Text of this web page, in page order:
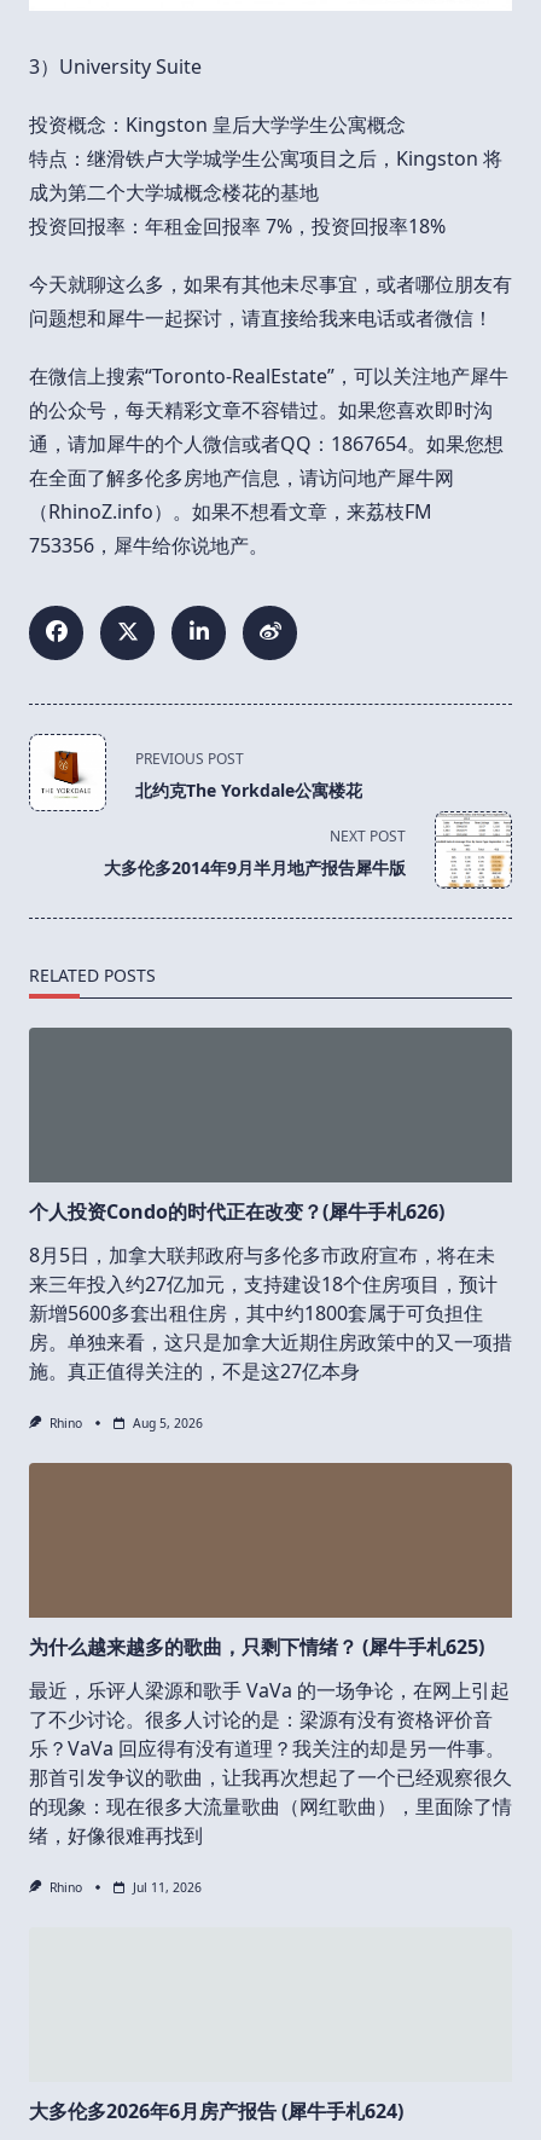
3）University Suite
投资概念：Kingston 皇后大学学生公寓概念
特点：继滑铁卢大学城学生公寓项目之后，Kingston 将
成为第二个大学城概念楼花的基地
投资回报率：年租金回报率 7%，投资回报率18%
今天就聊这么多，如果有其他未尽事宜，或者哪位朋友有
问题想和犀牛一起探讨，请直接给我来电话或者微信！
在微信上搜索“Toronto-RealEstate”，可以关注地产犀牛
的公众号，每天精彩文章不容错过。如果您喜欢即时沟
通，请加犀牛的个人微信或者QQ：1867654。如果您想
在全面了解多伦多房地产信息，请访问地产犀牛网
（RhinoZ.info）。如果不想看文章，来荔枝FM
753356，犀牛给你说地产。
<span
class="nav-
subtitle
PREVIOUS POST
北约克The Yorkdale公寓楼花
NEXT POST
大多伦多2014年9月半月地产报告犀牛版
RELATED POSTS
个人投资Condo的时代正在改变？(犀牛手札626)
8月5日，加拿大联邦政府与多伦多市政府宣布，将在未
来三年投入约27亿加元，支持建设18个住房项目，预计
新增5600多套出租住房，其中约1800套属于可负担住
房。单独来看，这只是加拿大近期住房政策中的又一项措
施。真正值得关注的，不是这27亿本身
Rhino Aug 5, 2026
为什么越来越多的歌曲，只剩下情绪？ (犀牛手札625)
最近，乐评人梁源和歌手 VaVa 的一场争论，在网上引起
了不少讨论。很多人讨论的是：梁源有没有资格评价音
乐？VaVa 回应得有没有道理？我关注的却是另一件事。
那首引发争议的歌曲，让我再次想起了一个已经观察很久
的现象：现在很多大流量歌曲（网红歌曲），里面除了情
绪，好像很难再找到
Rhino Jul 11, 2026
大多伦多2026年6月房产报告 (犀牛手札624)